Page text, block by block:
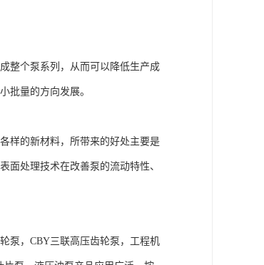
整个泵系列，从而可以降低生产成
批量的方向发展。
样的新材料，所带来的好处主要是
面处理技术在改善泵的流动特性、
泵，CBY三联高压齿轮泵，工程机